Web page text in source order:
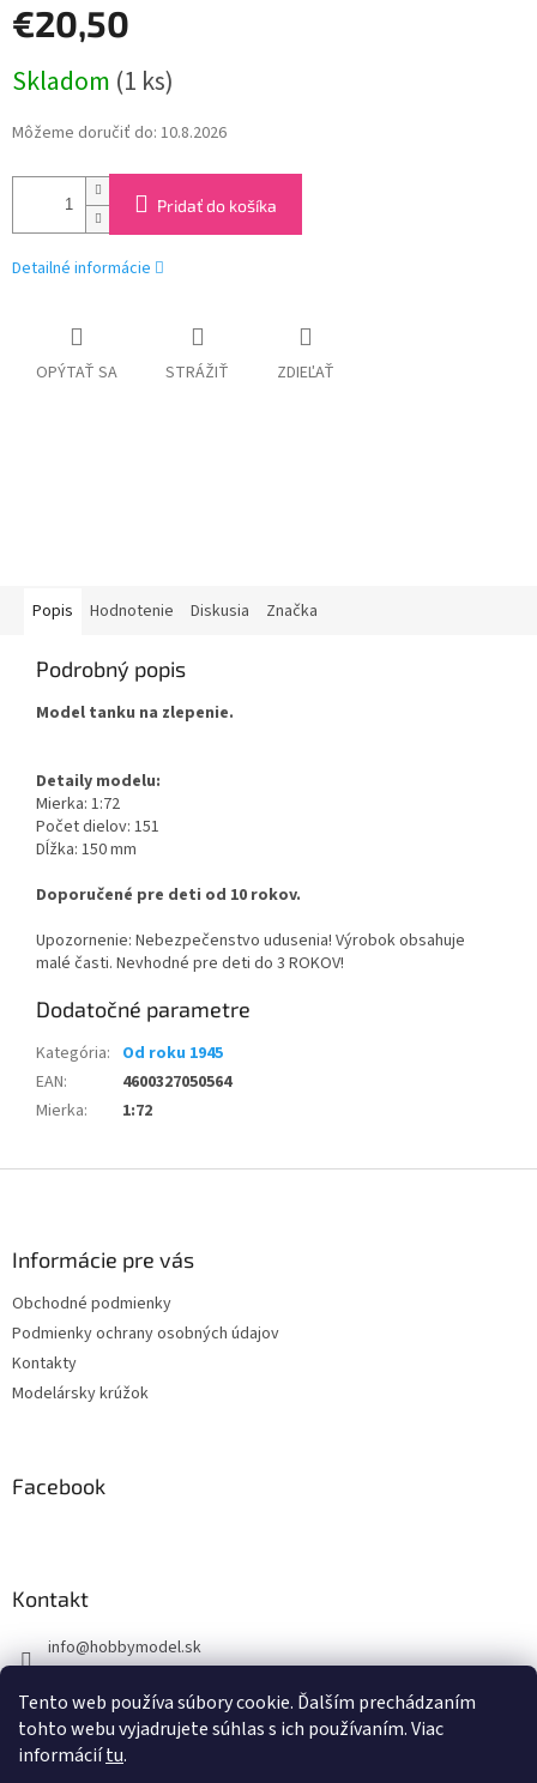
Tento web používa súbory cookie. Ďalším prechádzaním
tohto webu vyjadrujete súhlas s ich používaním. Viac
informáciítu.
€20,50
cena:
Skladom (1 ks)
Môžeme doručiť do: 10.8.2026
Pridať do košíka
Detailné informácie
OPÝTAŤ SA STRÁŽIŤ ZDIEĽAŤ
Popis Hodnotenie Diskusia Značka
Podrobný popis
Model tanku na zlepenie.
Detaily modelu:
Mierka: 1:72
Počet dielov: 151
Dĺžka: 150 mm
Doporučené pre deti od 10 rokov.
Upozornenie: Nebezpečenstvo udusenia! Výrobok obsahuje
malé časti. Nevhodné pre deti do 3 ROKOV!
Dodatočné parametre
Kategória: Od roku 1945
EAN:
4600327050564
Mierka: 1:72
Informácie pre vás
Obchodné podmienky
Podmienky ochrany osobných údajov
Kontakty
Modelársky krúžok
Facebook
Kontakt
info@hobbymodel.sk
https://www.facebook.com/skhobbymodel